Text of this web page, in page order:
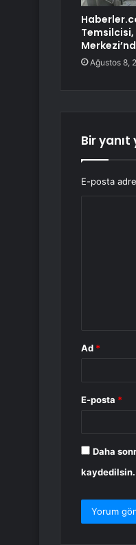
Temsilcisi,
Ağustos 8,
Bir yanıt
E-posta
Ad *
E-posta *
Daha
kaydedilsin.